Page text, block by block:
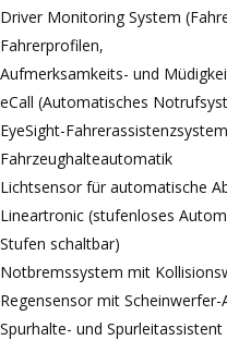
Driver Monitoring System
Fahrerprofilen,
Aufmerksamkeits- und
eCall (Automatisches
EyeSight-Fahrerassistenzsystem
Fahrzeughalteautomatik
Lichtsensor für automatische
Lineartronic (stufenloses
Stufen schaltbar)
Notbremssystem mit
Regensensor mit
Spurhalte- und Spurleitassistent